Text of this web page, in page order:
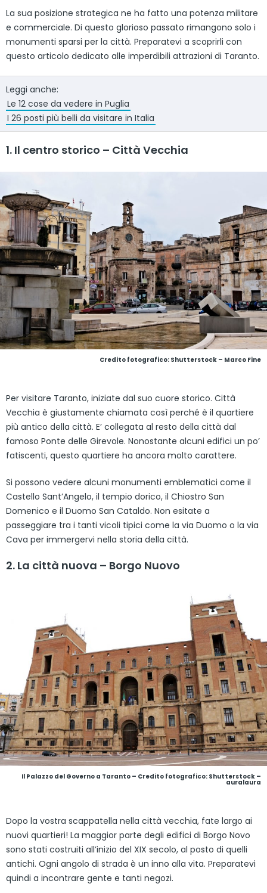
La sua posizione strategica ne ha fatto una potenza militare
e commerciale. Di questo glorioso passato rimangono solo i
monumenti sparsi per la città. Preparatevi a scoprirli con
questo articolo dedicato alle imperdibili attrazioni di Taranto.
Leggi anche:
Le 12 cose da vedere in Puglia
I 26 posti più belli da visitare in Italia
1. Il centro storico – Città Vecchia
Credito fotografico: Shutterstock – Marco Fine
Per visitare Taranto, iniziate dal suo cuore storico. Città
Vecchia è giustamente chiamata così perché è il quartiere
più antico della città. E’ collegata al resto della città dal
famoso Ponte delle Girevole. Nonostante alcuni edifici un po’
fatiscenti, questo quartiere ha ancora molto carattere.
Si possono vedere alcuni monumenti emblematici come il
Castello Sant’Angelo, il tempio dorico, il Chiostro San
Domenico e il Duomo San Cataldo. Non esitate a
passeggiare tra i tanti vicoli tipici come la via Duomo o la via
Cava per immergervi nella storia della città.
2. La città nuova – Borgo Nuovo
Il Palazzo del Governo a Taranto – Credito fotografico: Shutterstock –
auralaura
Dopo la vostra scappatella nella città vecchia, fate largo ai
nuovi quartieri! La maggior parte degli edifici di Borgo Novo
sono stati costruiti all’inizio del XIX secolo, al posto di quelli
antichi. Ogni angolo di strada è un inno alla vita. Preparatevi
quindi a incontrare gente e tanti negozi.